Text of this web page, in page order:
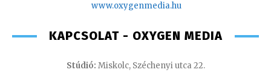
www.oxygenmedia.hu
KAPCSOLAT - OXYGEN MEDIA
Stúdió: Miskolc, Széchenyi utca 22.